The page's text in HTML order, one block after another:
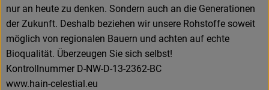
nur an heute zu denken. Sondern auch an die Generationen
der Zukunft. Deshalb beziehen wir unsere Rohstoffe soweit
möglich von regionalen Bauern und achten auf echte
Bioqualität. Überzeugen Sie sich selbst!
Kontrollnummer D-NW-D-13-2362-BC
www.hain-celestial.eu